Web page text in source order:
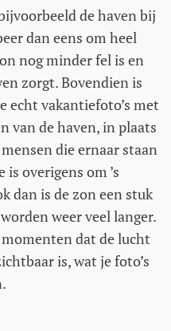
de haven bij
dan eens om heel
nog minder fel is en
zorgt. Bovendien is
echt vakantiefoto’s met
van de haven, in plaats
die ernaar staan
overigens om ’s
dan is de zon een stuk
weer veel langer.
dat de lucht
is, wat je foto’s